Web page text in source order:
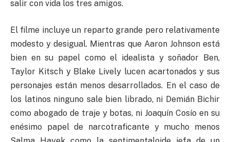
salir con vida los tres amigos.
El filme incluye un reparto grande pero relativamente
modesto y desigual. Mientras que Aaron Johnson está
bien en su papel como el idealista y soñador Ben,
Taylor Kitsch y Blake Lively lucen acartonados y sus
personajes están menos desarrollados. En el caso de
los latinos ninguno sale bien librado, ni Demián Bichir
como abogado de traje y botas, ni Joaquín Cosío en su
enésimo papel de narcotraficante y mucho menos